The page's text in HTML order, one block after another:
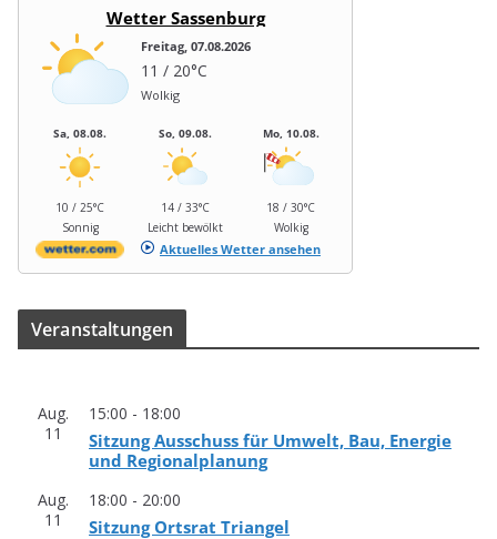
Wetter Sassenburg
Freitag, 07.08.2026
11 / 20°C
Wolkig
Sa, 08.08.
10 / 25°C
Sonnig
So, 09.08.
14 / 33°C
Leicht bewölkt
Mo, 10.08.
18 / 30°C
Wolkig
Aktuelles Wetter ansehen
Ver­an­stal­tun­gen
Aug.
11
15:00 - 18:00
Sit­zung Aus­schuss für Umwelt, Bau, Ener­gie
und Regionalplanung
Aug.
11
18:00 - 20:00
Sit­zung Orts­rat Triangel